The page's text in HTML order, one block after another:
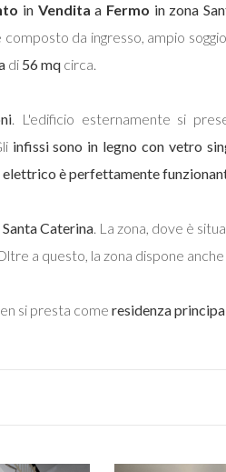
in Vendita a Fermo in zona
composto da ingresso, ampio
di 56 mq circa.
. L'edificio esternamente si
infissi sono in legno con vetro
è perfettamente
Santa Caterina. La zona, dove è
a questo, la zona dispone
si presta come residenza